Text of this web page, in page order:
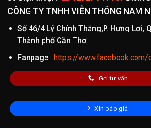
CÔNG TY TNHH VIỄN THÔNG NAM
Số 46/4 Lý Chính Thắng,P. Hưng Lợi,
Thành phố Cần Thơ
Fanpage: https://www.facebook.com/
Gọi tư vấn
Xin báo giá